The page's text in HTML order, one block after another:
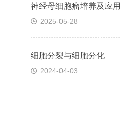
神经母细胞瘤培养及应用
2025-05-28
细胞分裂与细胞分化
2024-04-03